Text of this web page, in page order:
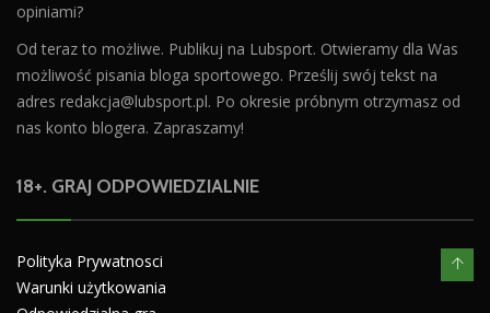
opiniami?
Od teraz to możliwe. Publikuj na Lubsport. Otwieramy dla Was
możliwość pisania bloga sportowego. Prześlij swój tekst na
adres redakcja@lubsport.pl. Po okresie próbnym otrzymasz od
nas konto blogera. Zapraszamy!
18+. GRAJ ODPOWIEDZIALNIE
Polityka Prywatnosci
Warunki użytkowania